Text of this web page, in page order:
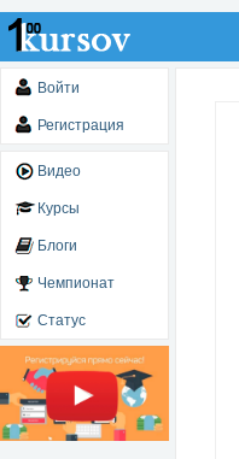
Войти
Регистрация
Видео
Курсы
Блоги
Чемпионат
Статус